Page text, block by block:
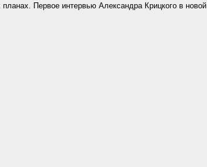
Первое интервью Александра Крицкого в новой